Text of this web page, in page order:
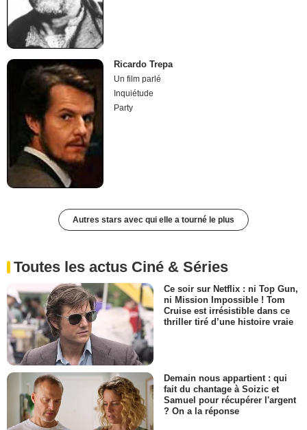
Ricardo Trepa
Un film parlé
Inquiétude
Party
Autres stars avec qui elle a tourné le plus
Toutes les actus Ciné & Séries
Ce soir sur Netflix : ni Top Gun,
ni Mission Impossible ! Tom
Cruise est irrésistible dans ce
thriller tiré d’une histoire vraie
Demain nous appartient : qui
fait du chantage à Soizic et
Samuel pour récupérer l'argent
? On a la réponse